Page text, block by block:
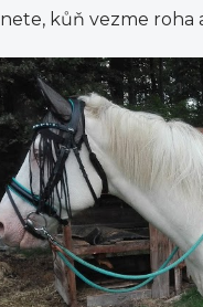
kůň vezme roha a